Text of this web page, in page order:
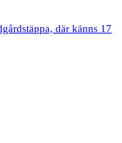
där känns 17